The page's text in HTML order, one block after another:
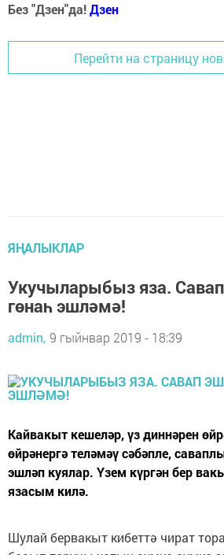
Без "Дзен"да!Дзен
Перейти на страницу
ЯҢАЛЫКЛАР
Укучыларыбыз яза.
гөнаһ эшләмә!
admin, 9 гыйнвар 2019 - 18:39
Кайвакыт кешеләр, үз диннәрен
өйрәнергә теләмәү сәбәпле,
эшләп куялар. Үзем күргән бер
язасым килә.
Шулай бервакыт кибеттә чират